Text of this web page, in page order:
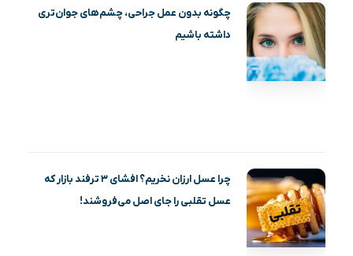
چگونه بدون عمل جراحی، چشم‌های جوان‌تری
داشته باشیم
چرا عسل ارزان نخریم؟ افشای ۳ ترفند بازار که
عسل تقلبی را جای اصل می‌فروشند!